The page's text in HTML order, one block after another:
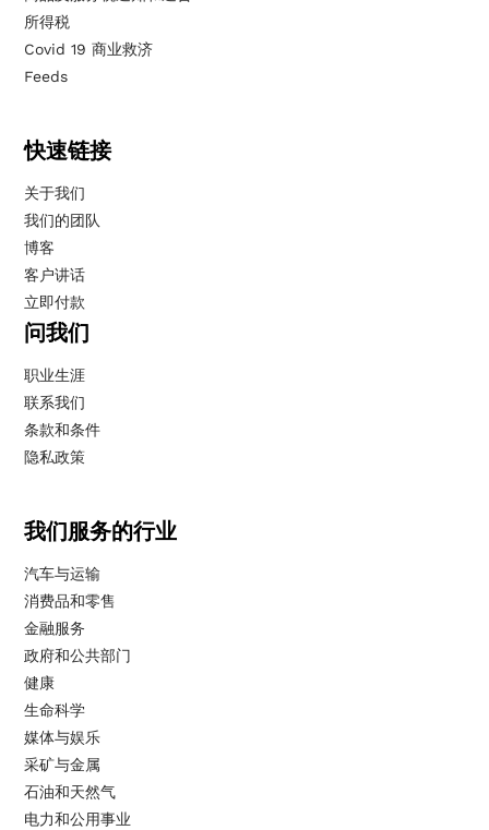
所得税
Covid 19 商业救济
Feeds
快速链接
关于我们
我们的团队
博客
客户讲话
立即付款
问我们
职业生涯
联系我们
条款和条件
隐私政策
我们服务的行业
汽车与运输
消费品和零售
金融服务
政府和公共部门
健康
生命科学
媒体与娱乐
采矿与金属
石油和天然气
电力和公用事业